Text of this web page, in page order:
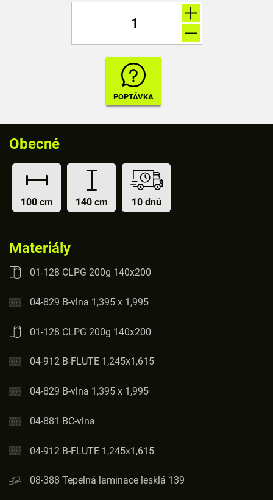
Obecné
100 cm 140 cm 10 dnů
Materiály
01-128 CLPG 200g 140x200
04-829 B-vlna 1,395 x 1,995
01-128 CLPG 200g 140x200
04-912 B-FLUTE 1,245x1,615
04-829 B-vlna 1,395 x 1,995
04-881 BC-vlna
04-912 B-FLUTE 1,245x1,615
08-388 Tepelná laminace lesklá 139